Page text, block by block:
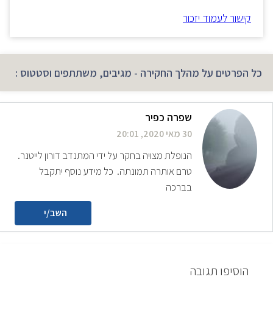
קישור לעמוד יזכור
כל הפרטים על מהלך החקירה - מגיבים, משתתפים וסטטוס :
שפרה כפיר
30 מאי 2020, 20:01
הנופלת מצויה בחקר על ידי המתנדב דורון לייטנר.
טרם אותרה תמונתה. כל מידע נוסף יתקבל
בברכה
השב/י
הוסיפו תגובה